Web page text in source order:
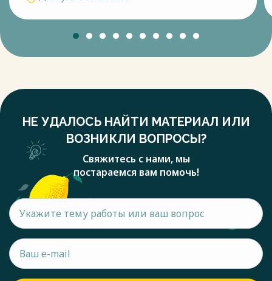
НЕ УДАЛОСЬ НАЙТИ МАТЕРИАЛ ИЛИ
ВОЗНИКЛИ ВОПРОСЫ?
Свяжитесь с нами, мы
постараемся вам помочь!